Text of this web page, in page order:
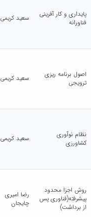
پایداری و کار آفرینی
فناورانه
سعید کریمی
اصول برنامه ریزی
ترویجی
سعید کریمی
نظام نوآوری
کشاورزی
سعید کریمی
روش اجزا محدود
پیشرفته(فناوری پس
از برداشت)
رضا امیری
چایجان